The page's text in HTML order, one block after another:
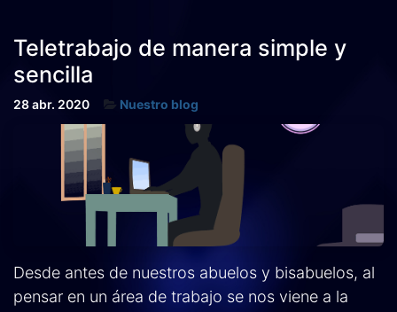
Teletrabajo de manera simple y
sencilla
28 abr. 2020 Nuestro blog
Desde antes de nuestros abuelos y bisabuelos, al
pensar en un área de trabajo se nos viene a la